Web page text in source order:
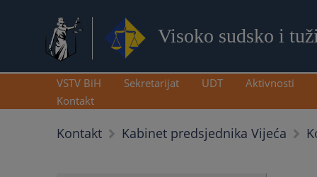
Visoko sudsko i
VSTV BiH Sekretarijat UDT Aktivnosti
Kontakt
Kontakt Kabinet predsjednika Vijeća